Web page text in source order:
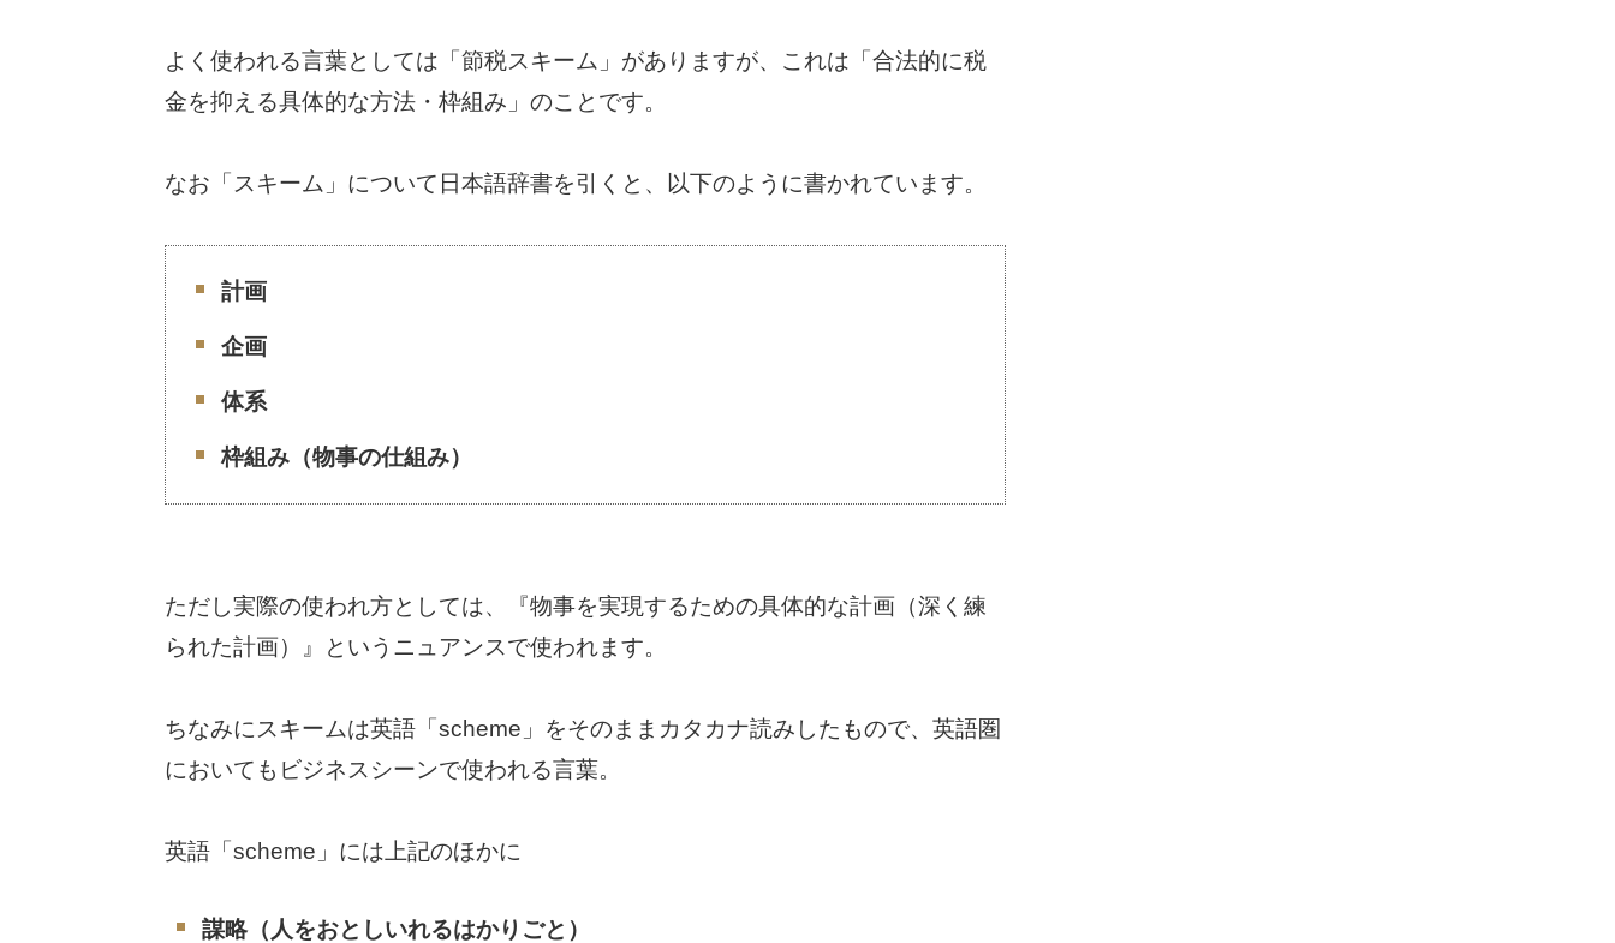
よく使われる言葉としては「節税スキーム」がありますが、これは「合法的に税
金を抑える具体的な方法・枠組み」のことです。
なお「スキーム」について日本語辞書を引くと、以下のように書かれています。
計画
企画
体系
枠組み（物事の仕組み）
ただし実際の使われ方としては、『物事を実現するための具体的な計画（深く練
られた計画）』というニュアンスで使われます。
ちなみにスキームは英語「scheme」をそのままカタカナ読みしたもので、英語圏
においてもビジネスシーンで使われる言葉。
英語「scheme」には上記のほかに
謀略（人をおとしいれるはかりごと）